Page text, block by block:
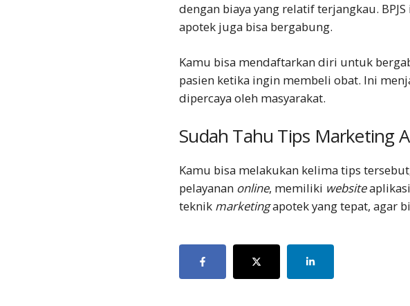
dengan biaya yang relatif terjangkau.
apotek juga bisa bergabung.
Kamu bisa mendaftarkan diri untuk
pasien ketika ingin membeli obat. Ini
dipercaya oleh masyarakat.
Sudah Tahu Tips Marketing
Kamu bisa melakukan kelima tips
pelayanan online, memiliki website
teknik marketingapotekyang tepat, agar